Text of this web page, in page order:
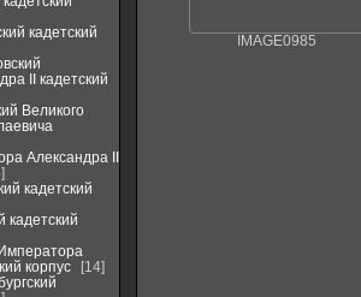
кадетский
II кадетский
Великого
Александра II
кадетский
кадетский
корпус
14
IMAGE0985